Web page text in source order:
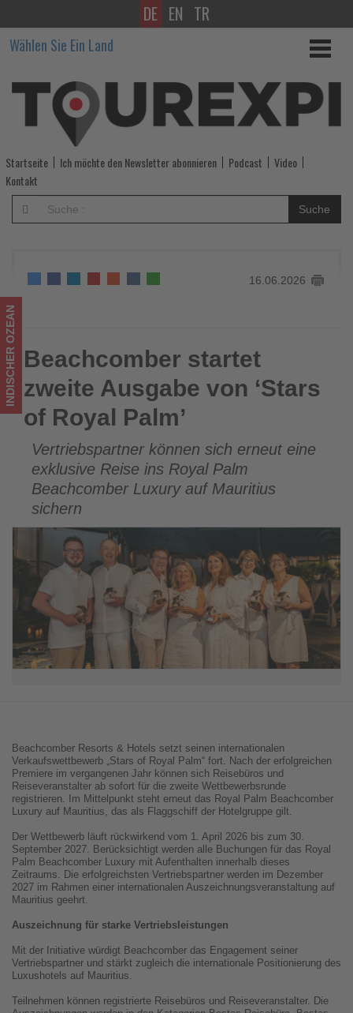
Beachcomber
startet
zweite
Ausgabe
von
‘Stars
of
Palm’
-
Wissen,
was
im
Tourismus
los
ist!
DE EN TR
Wählen Sie Ein Land
Startseite Ich möchte den Newsletter abonnieren Podcast
Video
Kontakt
Suche
16.06.2026
Beachcomber startet zweite Ausgabe von ‘Stars of Royal
Palm’
INDISCHER OZEAN Beachcomber startet
zweite Ausgabe von ‘Stars
of Royal Palm’
Vertriebspartner können sich erneut eine
exklusive Reise ins Royal Palm
Beachcomber Luxury auf Mauritius
sichern
Beachcomber Resorts & Hotels setzt seinen internationalen
Verkaufswettbewerb „Stars of Royal Palm“ fort. Nach der erfolgreichen
Premiere im vergangenen Jahr können sich Reisebüros und
Reiseveranstalter ab sofort für die zweite Wettbewerbsrunde
registrieren. Im Mittelpunkt steht erneut das Royal Palm Beachcomber
Luxury auf Mauritius, das als Flaggschiff der Hotelgruppe gilt.
Der Wettbewerb läuft rückwirkend vom 1. April 2026 bis zum 30.
September 2027. Berücksichtigt werden alle Buchungen für das Royal
Palm Beachcomber Luxury mit Aufenthalten innerhalb dieses
Zeitraums. Die erfolgreichsten Vertriebspartner werden im Dezember
2027 im Rahmen einer internationalen Auszeichnungsveranstaltung auf
Mauritius geehrt.
Auszeichnung für starke Vertriebsleistungen
Mit der Initiative würdigt Beachcomber das Engagement seiner
Vertriebspartner und stärkt zugleich die internationale Positionierung des
Luxushotels auf Mauritius.
Teilnehmen können registrierte Reisebüros und Reiseveranstalter. Die